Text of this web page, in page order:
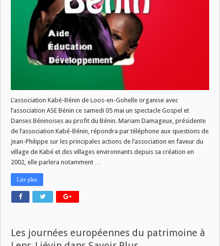
L’association Kabé-Bénin de Loos-en-Gohelle organise avec
l’association ASE Bénin ce samedi 05 mai un spectacle Gospel et
Danses Béninoises au profit du Bénin. Mariam Damageux, présidente
de l’association Kabé-Bénin, répondra par téléphone aux questions de
Jean-Philippe sur les principales actions de l’association en faveur du
village de Kabé et des villages environnants depuis sa création en
2002, elle parlera notamment …
Lire plus
Les journées européennes du patrimoine à